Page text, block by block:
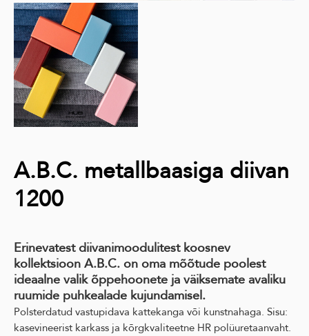
A.B.C. metallbaasiga diivan
1200
Erinevatest diivanimoodulitest koosnev
kollektsioon A.B.C. on oma mõõtude poolest
ideaalne valik õppehoonete ja väiksemate avaliku
ruumide puhkealade kujundamisel.
Polsterdatud vastupidava kattekanga või kunstnahaga. Sisu:
kasevineerist karkass ja kõrgkvaliteetne HR polüuretaanvaht.